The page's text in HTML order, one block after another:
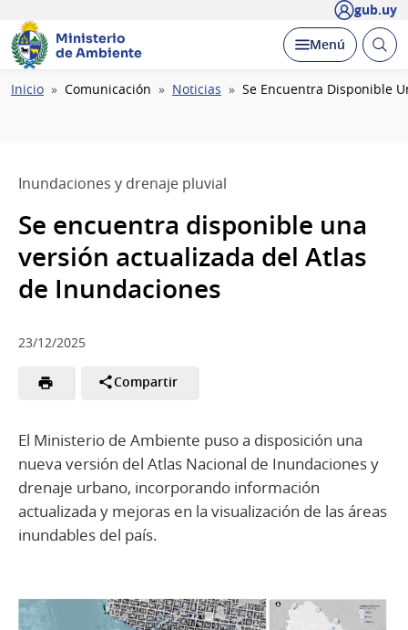
gub.uy
Ministerio
de Ambiente
Desplegar
Menú Abrir
Ruta
Inicio Comunicación Noticias Se Encuentra Disponible
Inundaciones y drenaje pluvial
Se encuentra disponible una
versión actualizada del Atlas
de Inundaciones
23/12/2025
Compartir
El Ministerio de Ambiente puso a disposición una
nueva versión del Atlas Nacional de Inundaciones y
drenaje urbano, incorporando información
actualizada y mejoras en la visualización de las áreas
inundables del país.